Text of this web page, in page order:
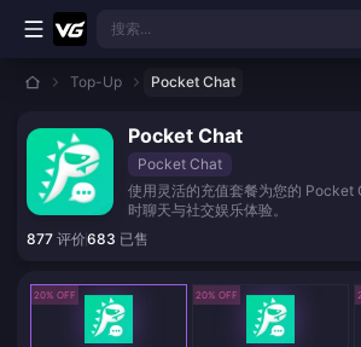
跳转至主要内容
搜索...
Top-Up Pocket Chat
Pocket Chat
Pocket Chat
使用灵活的充值套餐为您的 Pocket
时聊天与社交娱乐体验。
877 评价683 已售
20% OFF 20% OFF